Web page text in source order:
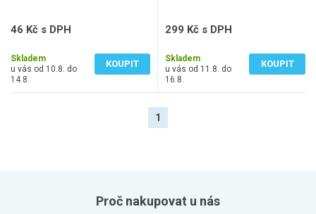
46 Kč s DPH
Skladem
u vás od 10.8. do
14.8.
KOUPIT
299 Kč s DPH
Skladem
u vás od 11.8. do
16.8.
KOUPIT
1
Proč nakupovat u nás